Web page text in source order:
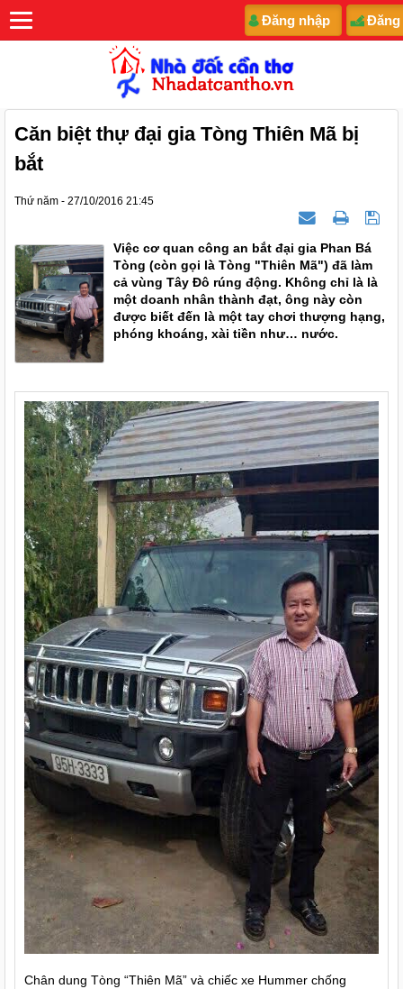
Đăng nhập Đăng
Căn biệt thự đại gia Tòng Thiên Mã bị
bắt
Thứ năm - 27/10/2016 21:45
Việc cơ quan công an bắt đại gia Phan Bá
Tòng (còn gọi là Tòng "Thiên Mã") đã làm
cả vùng Tây Đô rúng động. Không chỉ là là
một doanh nhân thành đạt, ông này còn
được biết đến là một tay chơi thượng hạng,
phóng khoáng, xài tiền như… nước.
Chân dung Tòng “Thiên Mã” và chiếc xe Hummer chống